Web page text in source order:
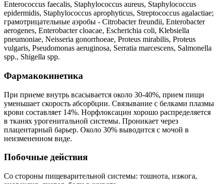
Enterococcus faecalis, Staphylococcus aureus, Staphylococcus
epidermidis, Staphylococcus aprophyticus, Streptococcus agalactiae;
грамотрицательные аэробы - Citrobacter freundii, Enterobacter
aerogenes, Enterobacter cloacae, Escherichia coli, Klebsiella
pneumoniae, Neisseria gonorrhoeae, Proteus mirabilis, Proteus
vulgaris, Pseudomonas aeruginosa, Serratia marcescens, Salmonella
spp., Shigella spp.
Фармакокинетика
При приеме внутрь всасывается около 30-40%, прием пищи
уменьшает скорость абсорбции. Связывание с белками плазмы
крови составляет 14%. Норфлоксацин хорошо распределяется
в тканях урогенитальной системы. Проникает через
плацентарный барьер. Около 30% выводится с мочой в
неизмененном виде.
Побочные действия
Со стороны пищеварительной системы: тошнота, изжога,